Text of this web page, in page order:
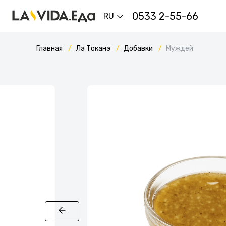
RU 0533 2-55-66
Главная Ла Токанэ Добавки Муждей